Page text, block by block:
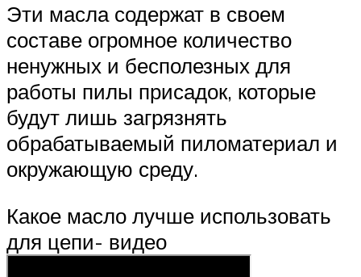
Эти масла содержат в своем
составе огромное количество
ненужных и бесполезных для
работы пилы присадок, которые
будут лишь загрязнять
обрабатываемый пиломатериал и
окружающую среду.
Какое масло лучше использовать
для цепи- видео